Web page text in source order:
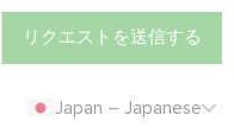
リクエストを送信する
Japan – Japanese